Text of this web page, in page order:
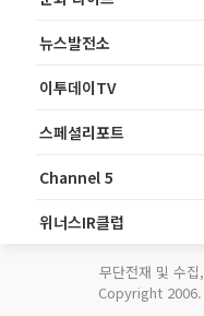
뉴스발전소
이투데이TV
스페셜리포트
Channel 5
위너스IR클럽
무단전재 및 수
Copyright 2006.